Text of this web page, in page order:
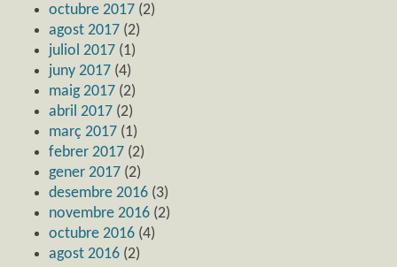
octubre 2017 (2)
agost 2017 (2)
juliol 2017 (1)
juny 2017 (4)
maig 2017 (2)
abril 2017 (2)
març 2017 (1)
febrer 2017 (2)
gener 2017 (2)
desembre 2016 (3)
novembre 2016 (2)
octubre 2016 (4)
agost 2016 (2)